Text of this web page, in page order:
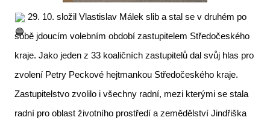
29. 10. složil Vlastislav Málek slib a stal se v druhém po
sobě jdoucím volebním období zastupitelem Středočeského
kraje. Jako jeden z 33 koaličních zastupitelů dal svůj hlas pro
zvolení Petry Peckové hejtmankou Středočeského kraje.
Zastupitelstvo zvolilo i všechny radní, mezi kterými se stala
radní pro oblast životního prostředí a zemědělství Jindřiška